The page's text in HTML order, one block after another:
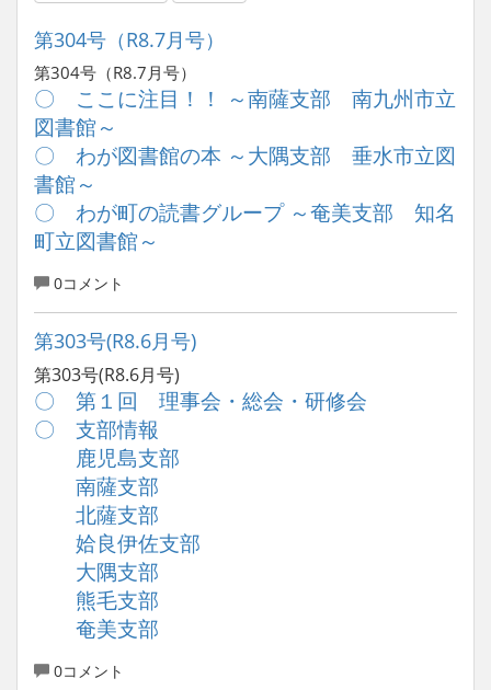
第304号（R8.7月号）
第304号（R8.7月号）
〇 ここに注目！！ ～南薩支部 南九州市立
図書館～
〇 わが図書館の本 ～大隅支部 垂水市立図
書館～
〇 わが町の読書グループ ～奄美支部 知名
町立図書館～
0コメント
第303号(R8.6月号)
第303号(R8.6月号)
〇 第１回 理事会・総会・研修会
〇 支部情報
鹿児島支部
南薩支部
北薩支部
姶良伊佐支部
大隅支部
熊毛支部
奄美支部
0コメント